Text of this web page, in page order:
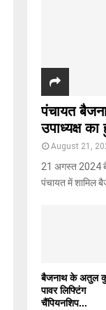
पंचायत
उपाध्यक्ष
August 21,
21 अगस्त 2024
पंचायत में शामिल
बैजनाथ के अतुल
पावर लिफ्टिंग
चैंपियनशिप...